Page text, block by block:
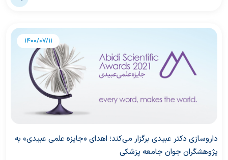
1400/07/11
داروسازی دکتر عبیدی برگزار می‌کند؛ اهدای «جایزه علمی عبیدی» به
پژوهشگران جوان جامعه پزشکی